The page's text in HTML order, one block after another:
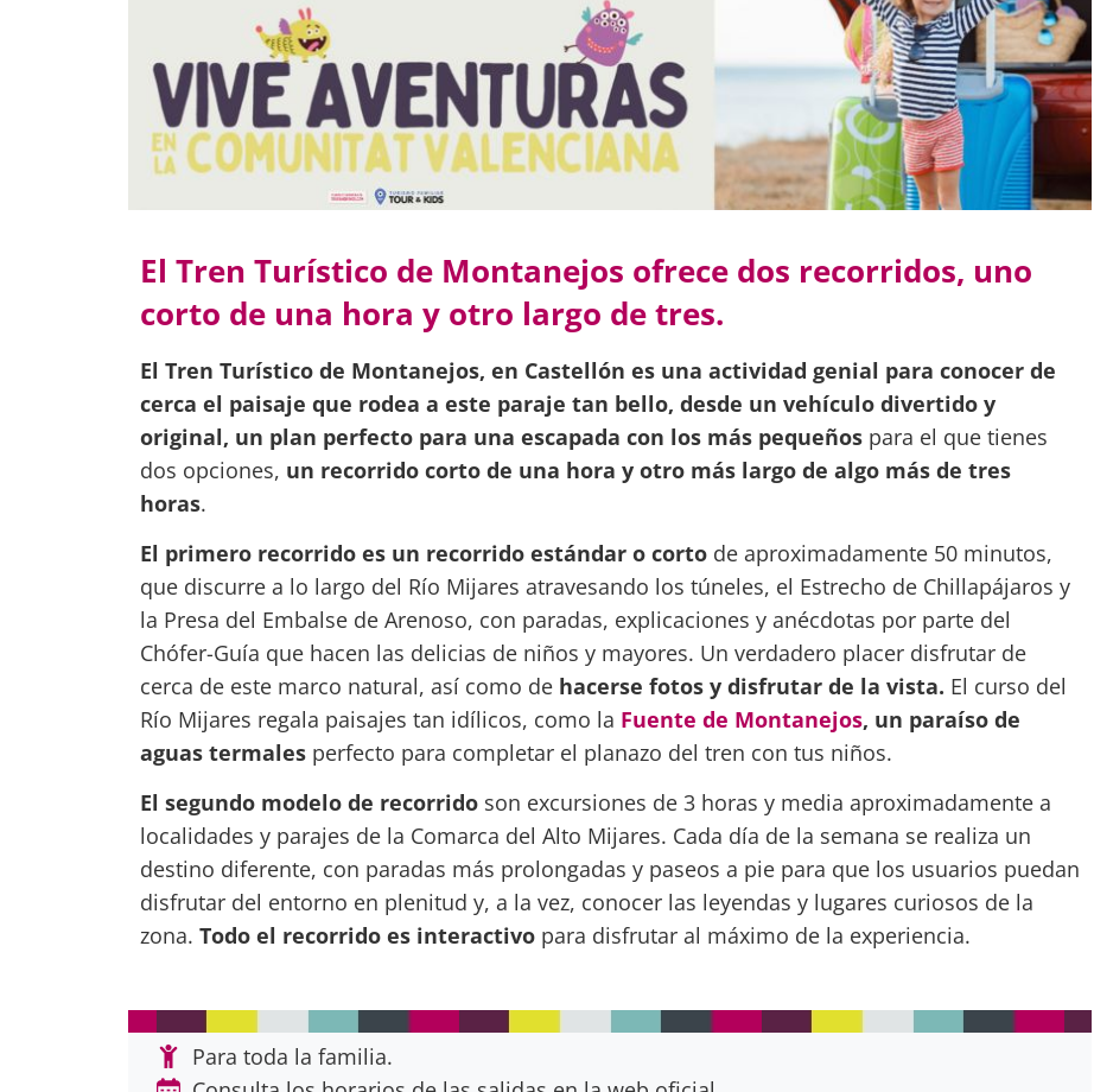
El Tren Turístico de Montanejos ofrece dos recorridos, uno
corto de una hora y otro largo de tres.
El Tren Turístico de Montanejos, en Castellón es una actividad genial para conocer de
cerca el paisaje que rodea a este paraje tan bello, desde un vehículo divertido y
original, un plan perfecto para una escapada con los más pequeños para el que tienes
dos opciones, un recorrido corto de una hora y otro más largo de algo más de tres
horas.
El primero recorrido es un recorrido estándar o cortode aproximadamente 50 minutos,
que discurre a lo largo del Río Mijares atravesando los túneles, el Estrecho de Chillapájaros y
la Presa del Embalse de Arenoso, con paradas, explicaciones y anécdotas por parte del
Chófer-Guía que hacen las delicias de niños y mayores. Un verdadero placer disfrutar de
cerca de este marco natural, así como de hacerse fotos y disfrutar de la vista. El curso del
Río Mijares regala paisajes tan idílicos, como la Fuente de Montanejos, un paraíso de
aguas termales perfecto para completar el planazo del tren con tus niños.
El segundo modelo de recorridoson excursiones de 3 horas y media aproximadamente a
localidades y parajes de la Comarca del Alto Mijares. Cada día de la semana se realiza un
destino diferente, con paradas más prolongadas y paseos a pie para que los usuarios puedan
disfrutar del entorno en plenitud y, a la vez, conocer las leyendas y lugares curiosos de la
zona. Todo el recorrido es interactivopara disfrutar al máximo de la experiencia.
Para toda la familia.